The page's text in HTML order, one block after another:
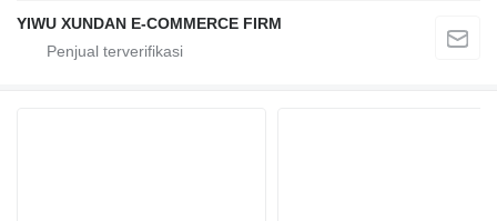
YIWU XUNDAN E-COMMERCE FIRM